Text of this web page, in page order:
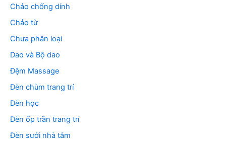
Chảo chống dính
Chảo từ
Chưa phân loại
Dao và Bộ dao
Đệm Massage
Đèn chùm trang trí
Đèn học
Đèn ốp trần trang trí
Đèn sưởi nhà tắm